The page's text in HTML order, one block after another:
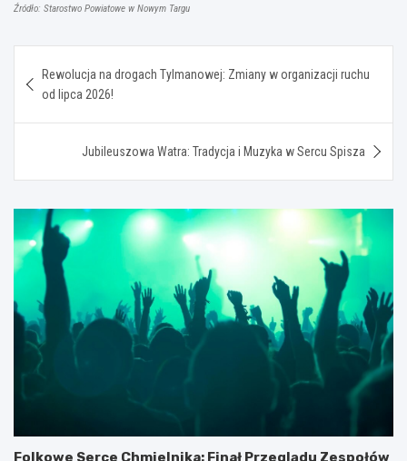
Źródło: Starostwo Powiatowe w Nowym Targu
wpisu
Rewolucja na drogach Tylmanowej: Zmiany w organizacji ruchu
od lipca 2026!
Jubileuszowa Watra: Tradycja i Muzyka w Sercu Spisza
Folkowe Serce Chmielnika: Finał Przeglądu Zespołów